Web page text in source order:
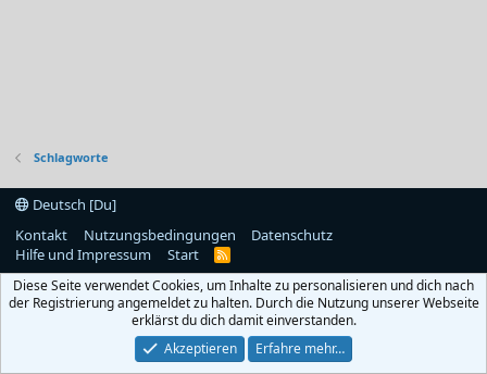
Schlagworte
Deutsch [Du]
Kontakt
Nutzungsbedingungen
Datenschutz
Hilfe und Impressum
Start
R
S
Diese Seite verwendet Cookies, um Inhalte zu personalisieren und dich nach
der Registrierung angemeldet zu halten. Durch die Nutzung unserer Webseite
erklärst du dich damit einverstanden.
Akzeptieren
Erfahre mehr…